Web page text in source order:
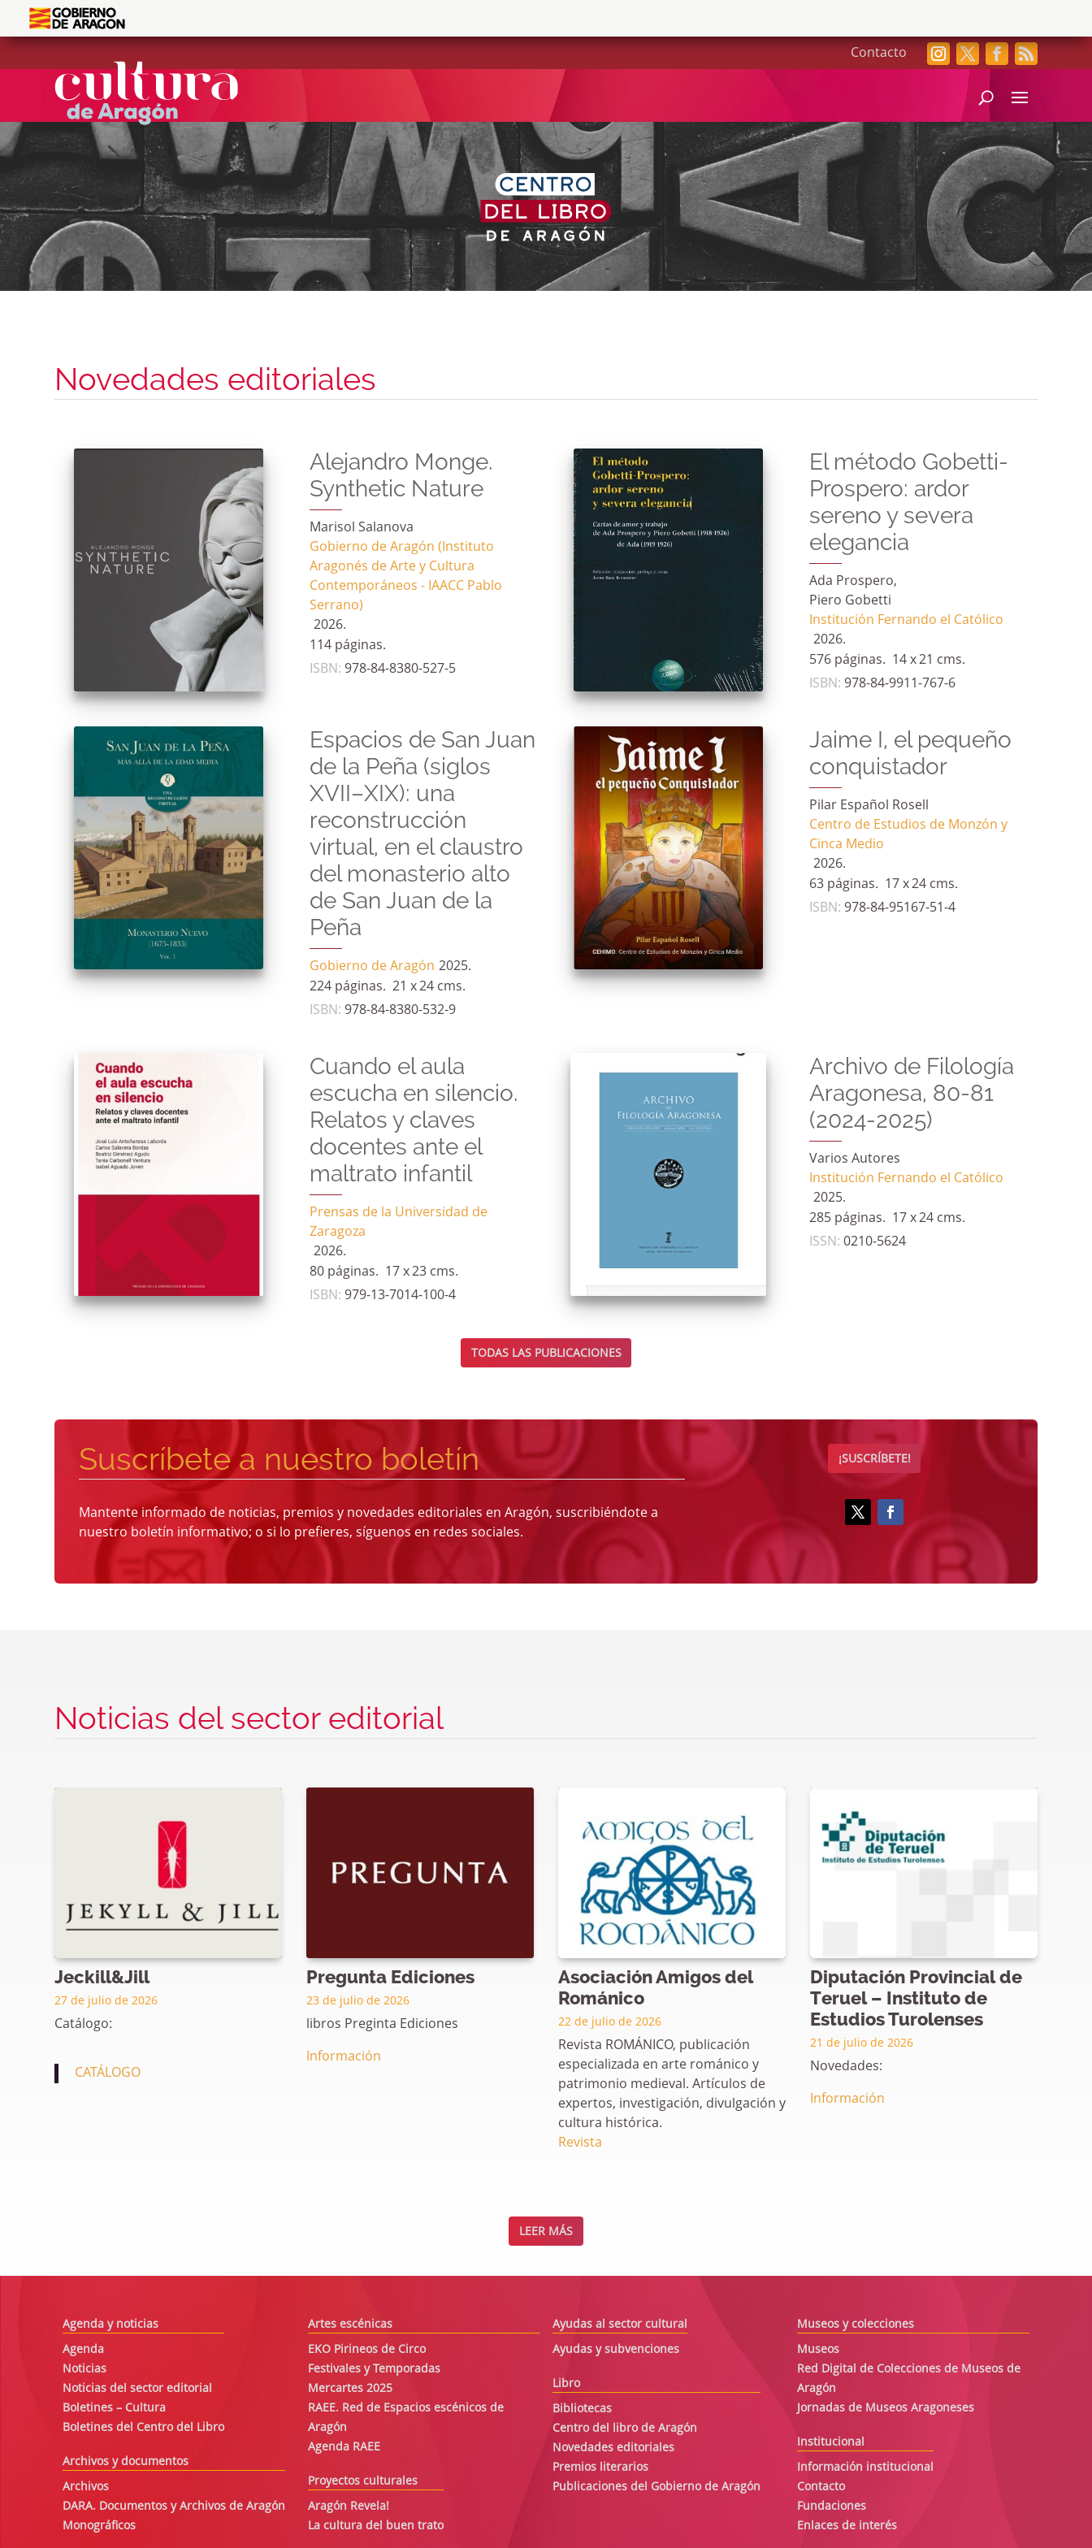
Contacto
Novedades editoriales
Alejandro Monge.
Synthetic Nature
Marisol Salanova
Gobierno de Aragón (Instituto
Aragonés de Arte y Cultura
Contemporáneos - IAACC Pablo
Serrano)
2026.
114 páginas.
ISBN : 978-84-8380-527-5
El método Gobetti-
Prospero: ardor
sereno y severa
elegancia
Ada Prospero
Piero Gobetti
Institución Fernando el Católico
2026.
576 páginas.
14 x 21 cms.
ISBN : 978-84-9911-767-6
Espacios de San Juan
de la Peña (siglos
XVII–XIX): una
reconstrucción
virtual, en el claustro
del monasterio alto
de San Juan de la
Peña
Gobierno de Aragón 2025.
224 páginas. 21 x24 cms.
ISBN : 978-84-8380-532-9
Jaime I, el pequeño
conquistador
Pilar Español Rosell
Centro de Estudios de Monzón y
Cinca Medio
2026.
63 páginas.
17 x 24 cms.
ISBN : 978-84-95167-51-4
Cuando el aula
escucha en silencio.
Relatos y claves
docentes ante el
maltrato infantil
Prensas de la Universidad de
Zaragoza
2026.
80 páginas.
17 x23 cms.
ISBN : 979-13-7014-100-4
Archivo de Filología
Aragonesa, 80-81
(2024-2025)
Varios Autores
Institución Fernando el Católico
2025.
285 páginas.
17 x 24 cms.
ISSN : 0210-5624
TODAS LAS PUBLICACIONES
Suscríbete a nuestro boletín
Mantente informado de noticias, premios y novedades editoriales en Aragón, suscribiéndote a
nuestro boletín informativo; o si lo prefieres, síguenos en redes sociales.
¡SUSCRÍBETE!
Noticias del sector editorial
Jeckill&Jill
27 de julio de 2026
Catálogo:
CATÁLOGO
Pregunta Ediciones
23 de julio de 2026
libros Preginta Ediciones
Información
Asociación Amigos del
Románico
22 de julio de 2026
Revista ROMÁNICO, publicación
especializada en arte románico y
patrimonio medieval. Artículos de
expertos, investigación, divulgación y
cultura histórica.
Revista
Diputación Provincial de
Teruel – Instituto de
Estudios Turolenses
21 de julio de 2026
Novedades:
Información
LEER MÁS
Agenda y noticias
Agenda
Noticias
Noticias del sector editorial
Boletines – Cultura
Boletines del Centro del Libro
Archivos y documentos
Archivos
DARA. Documentos y Archivos de Aragón
Monográficos
Artes escénicas
EKO Pirineos de Circo
Festivales y Temporadas
Mercartes 2025
RAEE. Red de Espacios escénicos de
Aragón
Agenda RAEE
Proyectos culturales
Aragón Revela!
La cultura del buen trato
Ayudas al sector cultural
Ayudas y subvenciones
Libro
Bibliotecas
Centro del libro de Aragón
Novedades editoriales
Premios literarios
Publicaciones del Gobierno de Aragón
Museos y colecciones
Museos
Red Digital de Colecciones de Museos de
Aragón
Jornadas de Museos Aragoneses
Institucional
Información institucional
Contacto
Fundaciones
Enlaces de interés